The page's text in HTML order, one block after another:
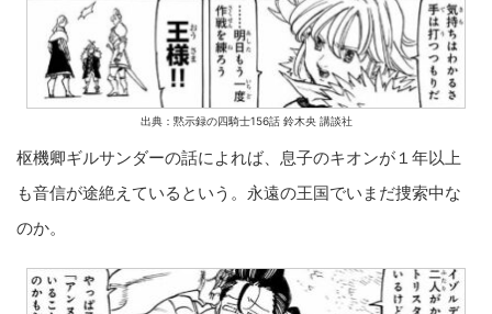
出典：黙示録の四騎士156話 鈴木央 講談社
枢機卿ギルサンダーの話によれば、息子のキオンが１年以上
も音信が途絶えているという。永遠の王国でいまだ捜索中な
のか。